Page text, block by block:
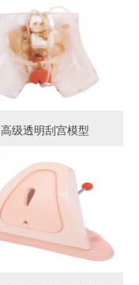
高级透明刮宫模型